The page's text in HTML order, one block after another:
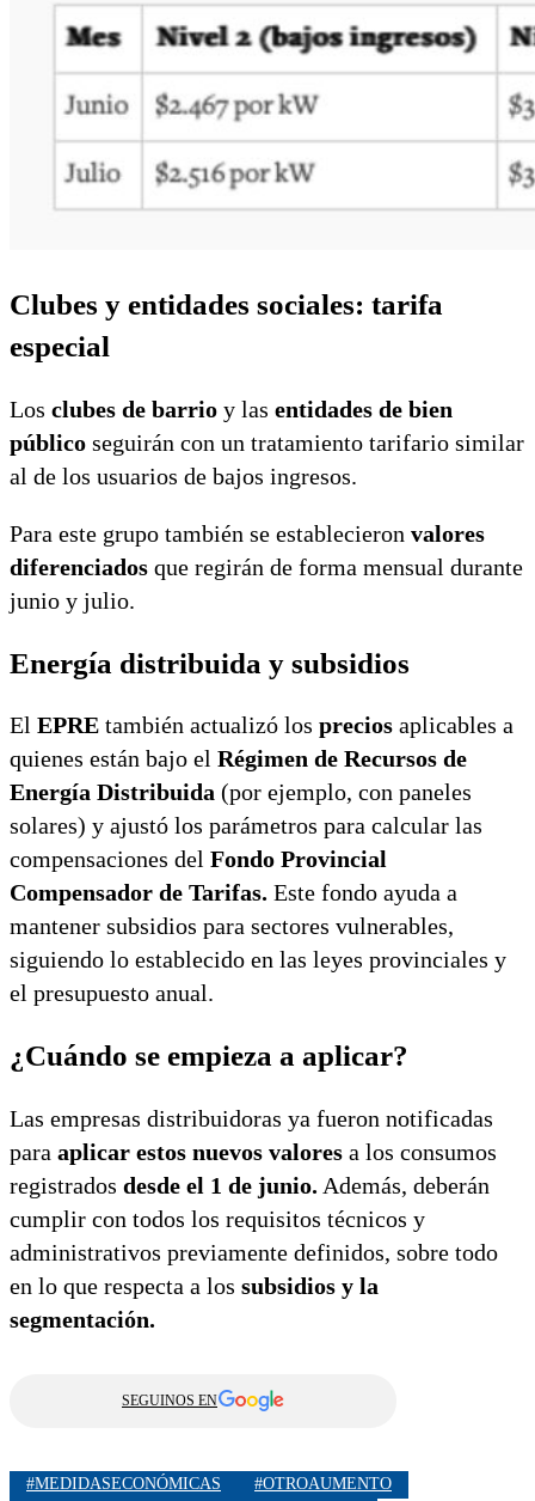
Clubes y entidades sociales: tarifa
especial
Los clubes de barrio y las entidades de bien
público seguirán con un tratamiento tarifario similar
al de los usuarios de bajos ingresos.
Para este grupo también se establecieron valores
diferenciados que regirán de forma mensual durante
junio y julio.
Energía distribuida y subsidios
El EPRE también actualizó los precios aplicables a
quienes están bajo el Régimen de Recursos de
Energía Distribuida (por ejemplo, con paneles
solares) y ajustó los parámetros para calcular las
compensaciones del Fondo Provincial
Compensador de Tarifas. Este fondo ayuda a
mantener subsidios para sectores vulnerables,
siguiendo lo establecido en las leyes provinciales y
el presupuesto anual.
¿Cuándo se empieza a aplicar?
Las empresas distribuidoras ya fueron notificadas
para aplicar estos nuevos valores a los consumos
registrados desde el 1 de junio. Además, deberán
cumplir con todos los requisitos técnicos y
administrativos previamente definidos, sobre todo
en lo que respecta a los subsidios y la
segmentación.
SEGUINOS EN
#MEDIDASECONÓMICAS
#OTROAUMENTO